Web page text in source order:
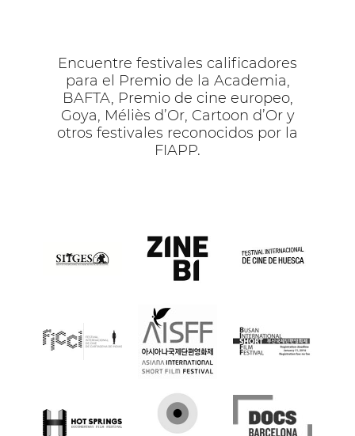
Encuentre festivales calificadores
para el Premio de la Academia,
BAFTA, Premio de cine europeo,
Goya, Méliès d’Or, Cartoon d’Or y
otros festivales reconocidos por la
FIAPP.